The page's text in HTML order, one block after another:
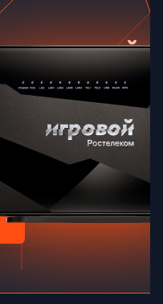
игровой
X